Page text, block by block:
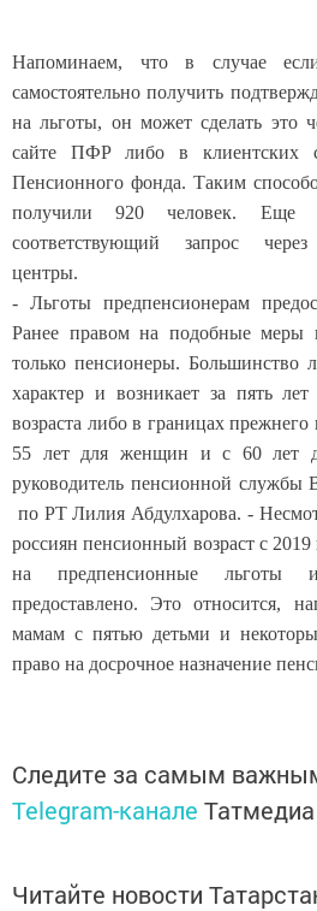
Напоминаем, что в случае
самостоятельно получить
на льготы, он может сделать это
сайте ПФР либо в клиентских
Пенсионного фонда. Таким
получили 920 человек. Еще
соответствующий запрос
центры.
- Льготы предпенсионерам
Ранее правом на подобные меры
только пенсионеры. Большинство
характер и возникает за пять
возраста либо в границах прежнего
55 лет для женщин и с 60 лет
руководитель пенсионной службы
по РТ Лилия Абдулхарова. -
россиян пенсионный возраст с
на предпенсионные
предоставлено. Это относится,
мамам с пятью детьми и
право на досрочное назначение
Следите за самым
Telegram-канале Татмедиа
Читайте новости